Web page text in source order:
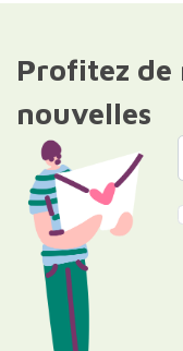
Profitez de
nouvelles